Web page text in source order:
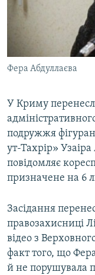
ВІДЕОУРОКИ «ELIFBE»
СВІДЧЕННЯ ОКУПАЦІЇ
УКРАЇНСЬКА
ІНФОГРАФІКА
Русский
ДОЛУЧАЙСЯ!
Усі сайти RFE/RL
Фера Абдуллаєва
У Криму
подружжя
ут-Тахрір»
повідомляє
призначене на 6
Засідання
правозахисниці
відео з
факт того, що
й не порушувала